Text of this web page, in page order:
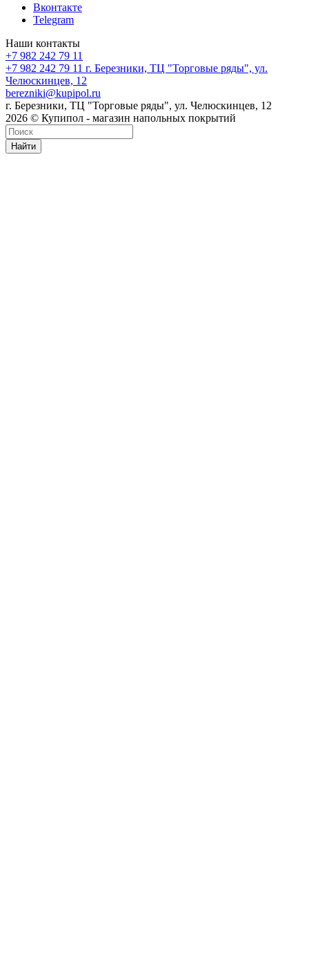
Вконтакте
Telegram
Наши контакты
+7 982 242 79 11
+7 982 242 79 11 г. Березники, ТЦ "Торговые ряды", ул.
Челюскинцев, 12
berezniki@kupipol.ru
г. Березники, ТЦ "Торговые ряды", ул. Челюскинцев, 12
2026 © Купипол - магазин напольных покрытий
Найти